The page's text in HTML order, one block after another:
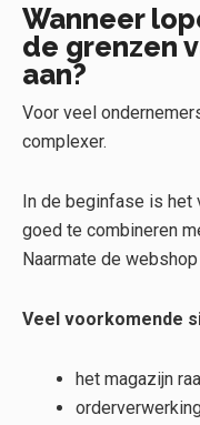
Wanneer
de grenzen
aan?
Voor veel
complexer.
In de beginfase is het
goed te combineren
Naarmate de
Veel voorkomende
het magazijn